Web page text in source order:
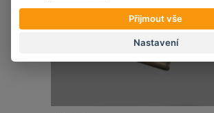
Přijmout vše
Nastavení